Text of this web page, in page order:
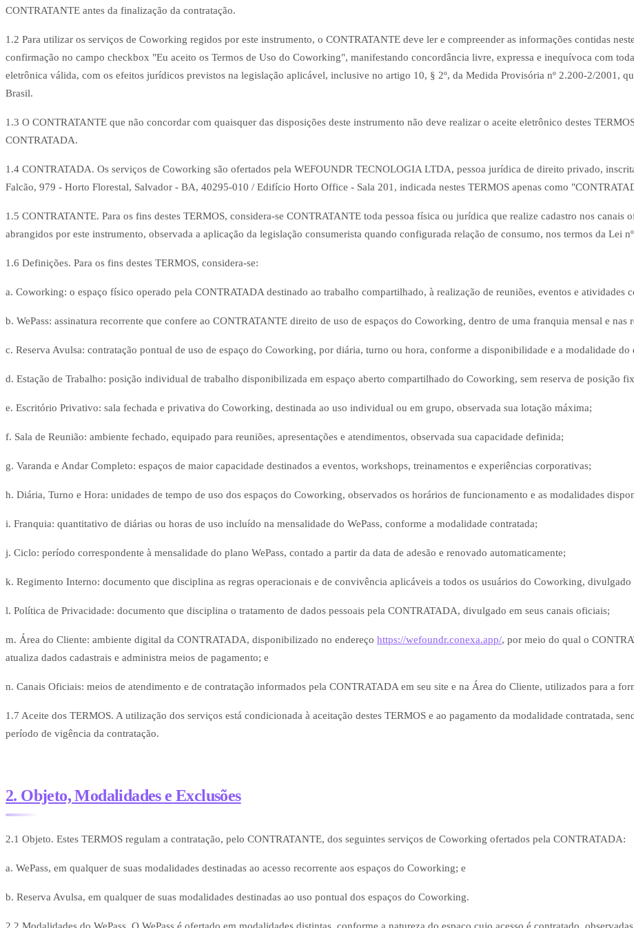
CONTRATANTE antes da finalização da contratação.
1.2 Para utilizar os serviços de Coworking regidos por este instrumento, o CONTRATANTE deve ler e compreender as informações contidas
confirmação no campo checkbox "Eu aceito os Termos de Uso do Coworking", manifestando concordância livre, expressa e inequívoca com
eletrônica válida, com os efeitos jurídicos previstos na legislação aplicável, inclusive no artigo 10, § 2º, da Medida Provisória nº 2.200-2/2001,
Brasil.
1.3 O CONTRATANTE que não concordar com quaisquer das disposições deste instrumento não deve realizar o aceite eletrônico destes
CONTRATADA.
1.4 CONTRATADA. Os serviços de Coworking são ofertados pela WEFOUNDR TECNOLOGIA LTDA, pessoa jurídica de direito privado,
Falcão, 979 - Horto Florestal, Salvador - BA, 40295-010 / Edifício Horto Office - Sala 201, indicada nestes TERMOS apenas como
1.5 CONTRATANTE. Para os fins destes TERMOS, considera-se CONTRATANTE toda pessoa física ou jurídica que realize cadastro nos
abrangidos por este instrumento, observada a aplicação da legislação consumerista quando configurada relação de consumo, nos termos da Lei
1.6 Definições. Para os fins destes TERMOS, considera-se:
a. Coworking: o espaço físico operado pela CONTRATADA destinado ao trabalho compartilhado, à realização de reuniões, eventos e atividades
b. WePass: assinatura recorrente que confere ao CONTRATANTE direito de uso de espaços do Coworking, dentro de uma franquia mensal e nas
c. Reserva Avulsa: contratação pontual de uso de espaço do Coworking, por diária, turno ou hora, conforme a disponibilidade e a modalidade do
d. Estação de Trabalho: posição individual de trabalho disponibilizada em espaço aberto compartilhado do Coworking, sem reserva de posição
e. Escritório Privativo: sala fechada e privativa do Coworking, destinada ao uso individual ou em grupo, observada sua lotação máxima;
f. Sala de Reunião: ambiente fechado, equipado para reuniões, apresentações e atendimentos, observada sua capacidade definida;
g. Varanda e Andar Completo: espaços de maior capacidade destinados a eventos, workshops, treinamentos e experiências corporativas;
h. Diária, Turno e Hora: unidades de tempo de uso dos espaços do Coworking, observados os horários de funcionamento e as modalidades
i. Franquia: quantitativo de diárias ou horas de uso incluído na mensalidade do WePass, conforme a modalidade contratada;
j. Ciclo: período correspondente à mensalidade do plano WePass, contado a partir da data de adesão e renovado automaticamente;
k. Regimento Interno: documento que disciplina as regras operacionais e de convivência aplicáveis a todos os usuários do Coworking,
l. Política de Privacidade: documento que disciplina o tratamento de dados pessoais pela CONTRATADA, divulgado em seus canais oficiais;
m. Área do Cliente: ambiente digital da CONTRATADA, disponibilizado no endereço https://wefoundr.conexa.app/, por meio do qual o
atualiza dados cadastrais e administra meios de pagamento; e
n. Canais Oficiais: meios de atendimento e de contratação informados pela CONTRATADA em seu site e na Área do Cliente, utilizados para a
1.7 Aceite dos TERMOS. A utilização dos serviços está condicionada à aceitação destes TERMOS e ao pagamento da modalidade contratada,
período de vigência da contratação.
2. Objeto, Modalidades e Exclusões
2.1 Objeto. Estes TERMOS regulam a contratação, pelo CONTRATANTE, dos seguintes serviços de Coworking ofertados pela CONTRATADA:
a. WePass, em qualquer de suas modalidades destinadas ao acesso recorrente aos espaços do Coworking; e
b. Reserva Avulsa, em qualquer de suas modalidades destinadas ao uso pontual dos espaços do Coworking.